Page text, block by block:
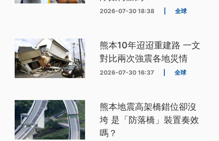
2026-07-30 18:38 全球
熊本10年迢迢重建路 一文
對比兩次強震各地災情
2026-07-30 16:37 全球
熊本地震高架橋錯位卻沒
垮 是「防落橋」裝置奏效
嗎？